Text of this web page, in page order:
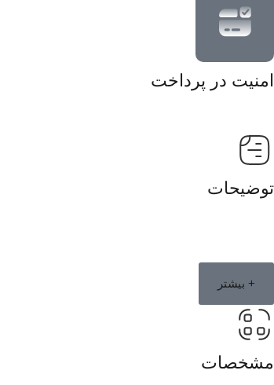
امنیت در پرداخت
توضیحات
+ بیشتر
مشخصات